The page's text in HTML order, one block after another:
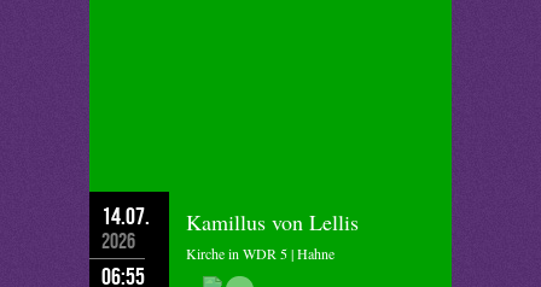
14.07.
2026
06:55
Kamillus von Lellis
Kirche in WDR 5 | Hahne